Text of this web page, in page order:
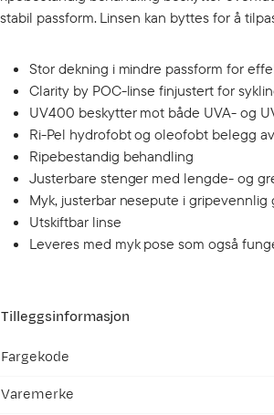
stabil passform. Linsen kan byttes for å
Stor dekning i mindre passform for
Clarity by POC-linse finjustert for
UV400 beskytter mot både UVA- og
Ri-Pel hydrofobt og oleofobt belegg
Ripebestandig behandling
Justerbare stenger med lengde- og
Myk, justerbar nesepute i gripevennlig
Utskiftbar linse
Leveres med myk pose som også
Tilleggsinformasjon
Fargekode
Varemerke